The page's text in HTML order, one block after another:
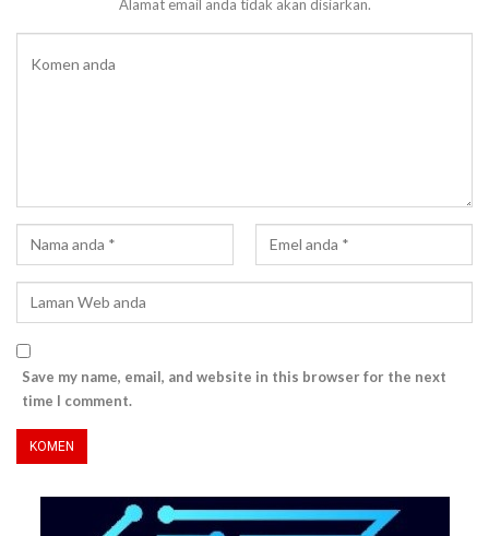
Alamat email anda tidak akan disiarkan.
Save my name, email, and website in this browser for the next
time I comment.